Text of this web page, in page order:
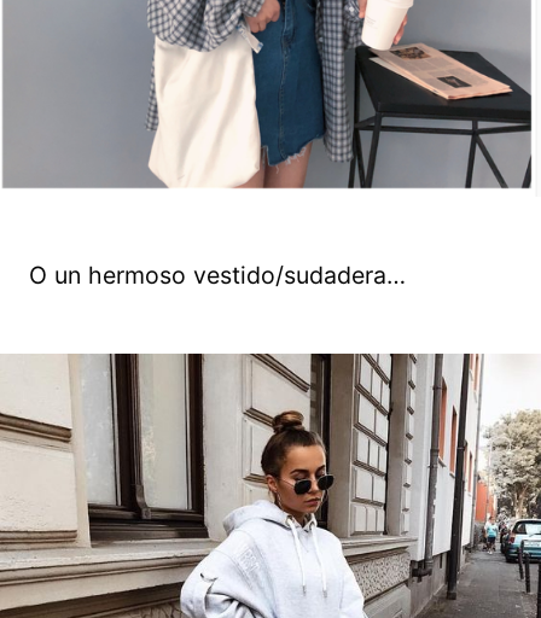
O un hermoso vestido/sudadera…